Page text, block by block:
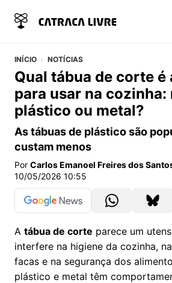
INÍCIO NOTÍCIAS
Qual tábua de corte é
para usar na cozinha:
plástico ou metal?
As tábuas de plástico são
custam menos
Por Carlos Emanoel Freires dos
10/05/2026 10:55
A tábua de corte parece um
interfere na higiene da cozinha,
facas e na segurança dos
plástico e metal têm